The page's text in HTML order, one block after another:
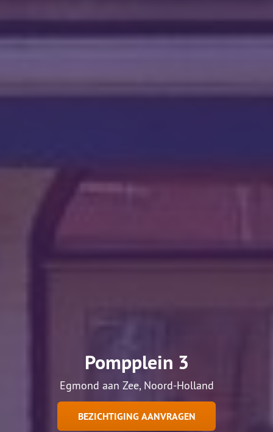
Pompplein 3
Egmond aan Zee, Noord-Holland
BEZICHTIGING AANVRAGEN